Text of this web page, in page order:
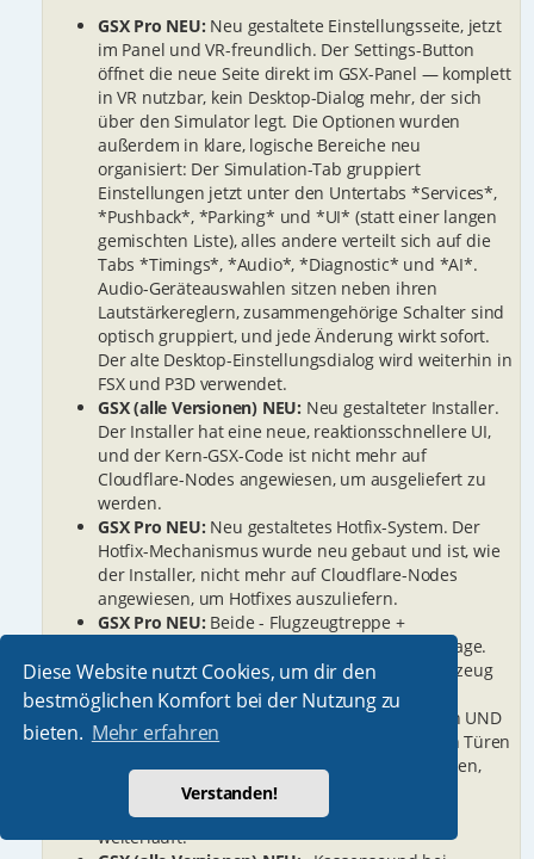
Diese Website nutzt Cookies, um dir den
bestmöglichen Komfort bei der Nutzung zu
bieten. Mehr erfahren
Verstanden!
GSX Pro NEU: Neu gestaltete Einstellungsseite, jetzt
im Panel und VR-freundlich. Der Settings-Button
öffnet die neue Seite direkt im GSX-Panel — komplett
in VR nutzbar, kein Desktop-Dialog mehr, der sich
über den Simulator legt. Die Optionen wurden
außerdem in klare, logische Bereiche neu
organisiert: Der Simulation-Tab gruppiert
Einstellungen jetzt unter den Untertabs *Services*,
*Pushback*, *Parking* und *UI* (statt einer langen
gemischten Liste), alles andere verteilt sich auf die
Tabs *Timings*, *Audio*, *Diagnostic* und *AI*.
Audio-Geräteauswahlen sitzen neben ihren
Lautstärkereglern, zusammengehörige Schalter sind
optisch gruppiert, und jede Änderung wirkt sofort.
Der alte Desktop-Einstellungsdialog wird weiterhin in
FSX und P3D verwendet.
GSX (alle Versionen) NEU: Neu gestalteter Installer.
Der Installer hat eine neue, reaktionsschnellere UI,
und der Kern-GSX-Code ist nicht mehr auf
Cloudflare-Nodes angewiesen, um ausgeliefert zu
werden.
GSX Pro NEU: Neu gestaltetes Hotfix-System. Der
Hotfix-Mechanismus wurde neu gebaut und ist, wie
der Installer, nicht mehr auf Cloudflare-Nodes
angewiesen, um Hotfixes auszuliefern.
GSX Pro NEU: Beide - Flugzeugtreppe +
Flughafentreppe Option bei der Airstairs-Abfrage.
Dritte Auswahl neben Yes / No, wenn das Flugzeug
eigene eingebaute Airstairs hat: Lässt die
Treppenanimation des Flugzeugs ausgefahren UND
erlaubt Flughafentreppen-Fahrzeugen, an den Türen
zu spawnen, die keine eingebaute Treppe haben,
sodass die OperateStairs-Abrechnung auslöst,
während die Ramp-Animation des Flugzeugs
weiterläuft.